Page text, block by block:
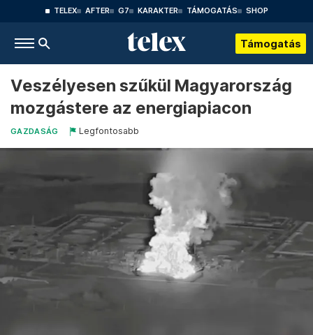
TELEX AFTER G7 KARAKTER TÁMOGATÁS SHOP
Támogatás
Veszélyesen szűkül Magyarország
mozgástere az energiapiacon
GAZDASÁG Legfontosabb